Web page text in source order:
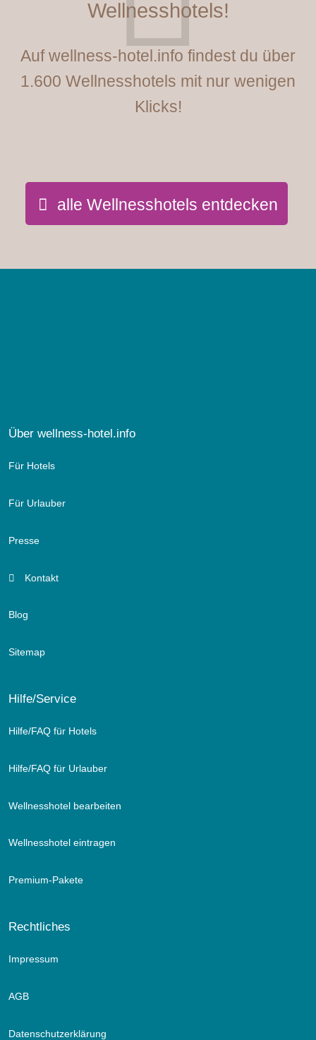
Wellnesshotels!
Auf wellness-hotel.info findest du über
1.600 Wellnesshotels mit nur wenigen
Klicks!
alle Wellnesshotels entdecken
Über wellness-hotel.info
Für Hotels
Für Urlauber
Presse
Kontakt
Blog
Sitemap
Hilfe/Service
Hilfe/FAQ für Hotels
Hilfe/FAQ für Urlauber
Wellnesshotel bearbeiten
Wellnesshotel eintragen
Premium-Pakete
Rechtliches
Impressum
AGB
Datenschutzerklärung